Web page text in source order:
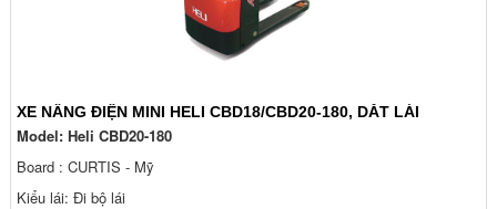
XE NÂNG ĐIỆN MINI HELI CBD18/CBD20-180, DẮT LÁI
Model: Heli CBD20-180
Board : CURTIS - Mỹ
Kiểu lái: Đi bộ lái